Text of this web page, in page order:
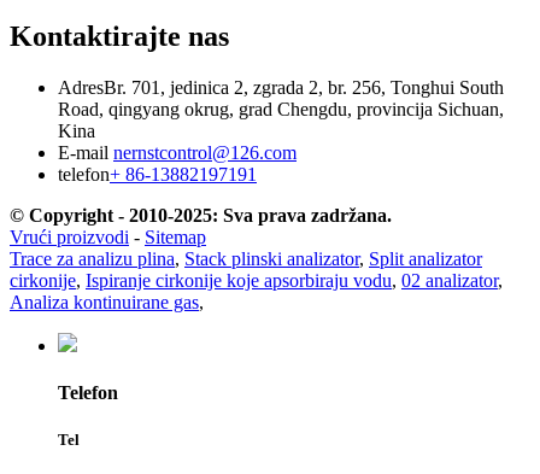
Kontaktirajte nas
AdresBr. 701, jedinica 2, zgrada 2, br. 256, Tonghui South
Road, qingyang okrug, grad Chengdu, provincija Sichuan,
Kina
E-mail nernstcontrol@126.com
telefon+ 86-13882197191
© Copyright - 2010-2025: Sva prava zadržana.
Vrući proizvodi - Sitemap
Trace za analizu plina, Stack plinski analizator, Split analizator
cirkonije, Ispiranje cirkonije koje apsorbiraju vodu, 02 analizator,
Analiza kontinuirane gas,
Telefon
Tel